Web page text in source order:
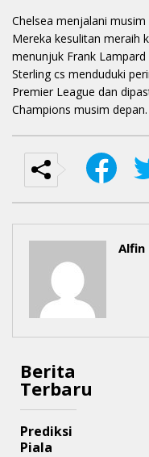
Chelsea menjalani
Mereka kesulitan meraih
menunjuk Frank
Sterling cs menduduki
Premier League dan
Champions musim depan.
Alfin
Berita
Terbaru
Prediksi
Piala